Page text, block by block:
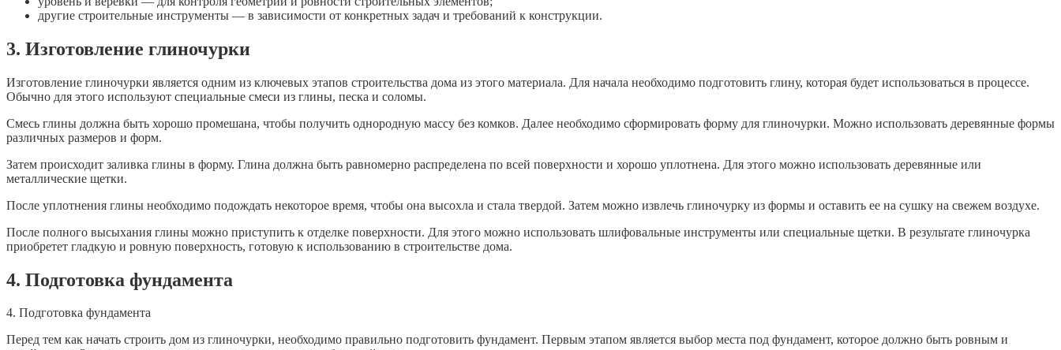
другие строительные инструменты — в зависимости от конкретных задач и требований к конструкции.
3. Изготовление глиночурки
Изготовление глиночурки является одним из ключевых этапов строительства дома из этого материала. Для начала необходимо подготовить глину, которая будет использоваться в процессе.
Обычно для этого используют специальные смеси из глины, песка и соломы.
Смесь глины должна быть хорошо промешана, чтобы получить однородную массу без комков. Далее необходимо сформировать форму для глиночурки. Можно использовать деревянные формы
различных размеров и форм.
Затем происходит заливка глины в форму. Глина должна быть равномерно распределена по всей поверхности и хорошо уплотнена. Для этого можно использовать деревянные или
металлические щетки.
После уплотнения глины необходимо подождать некоторое время, чтобы она высохла и стала твердой. Затем можно извлечь глиночурку из формы и оставить ее на сушку на свежем воздухе.
После полного высыхания глины можно приступить к отделке поверхности. Для этого можно использовать шлифовальные инструменты или специальные щетки. В результате глиночурка
приобретет гладкую и ровную поверхность, готовую к использованию в строительстве дома.
4. Подготовка фундамента
4. Подготовка фундамента
Перед тем как начать строить дом из глиночурки, необходимо правильно подготовить фундамент. Первым этапом является выбор места под фундамент, которое должно быть ровным и